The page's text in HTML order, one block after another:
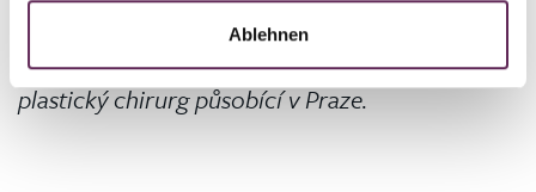
Ablehnen
Obsah této stránky vznikl ve spolupráci
s lékařským týmem MEDICOM Clinic a odborně
jej zrevidovalMUDr. Petr Šuk, atestovaný
plastický chirurg působící v Praze.